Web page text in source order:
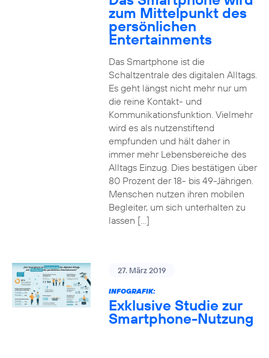
zum Mittelpunkt des
persönlichen
Entertainments
Das Smartphone ist die
Schaltzentrale des digitalen Alltags.
Es geht längst nicht mehr nur um
die reine Kontakt- und
Kommunikationsfunktion. Vielmehr
wird es als nutzenstiftend
empfunden und hält daher in
immer mehr Lebensbereiche des
Alltags Einzug. Dies bestätigen über
80 Prozent der 18- bis 49-Jährigen.
Menschen nutzen ihren mobilen
Begleiter, um sich unterhalten zu
lassen […]
27. März 2019
INFOGRAFIK:
Exklusive Studie zur
Smartphone-Nutzung